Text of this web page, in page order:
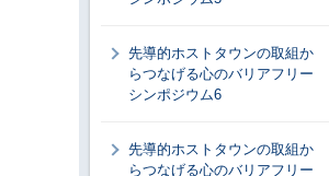
先導的ホストタウンの取組か
らつなげる心のバリアフリー
シンポジウム6
先導的ホストタウンの取組か
らつなげる心のバリアフリー